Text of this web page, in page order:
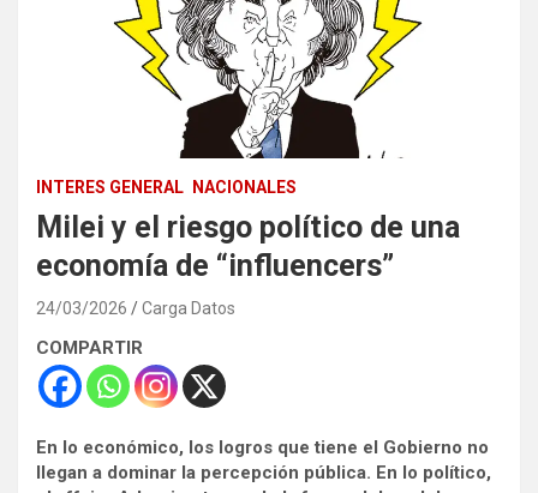
INTERES GENERAL NACIONALES
Milei y el riesgo político de una
economía de “influencers”
24/03/2026 Carga Datos
COMPARTIR
En lo económico, los logros que tiene el Gobierno no
llegan a dominar la percepción pública. En lo político,